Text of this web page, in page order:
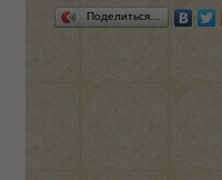
Поделиться…